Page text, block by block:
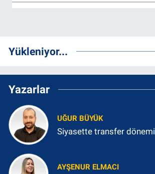
Yükleniyor...
Yazarlar
UĞUR BÜYÜK
Siyasette transfer dönemi
AYŞENUR ELMACI